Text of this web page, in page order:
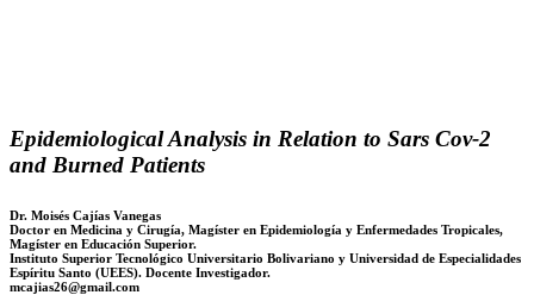
Epidemiological Analysis in Relation to Sars Cov-2
and Burned Patients
Dr. Moisés Cajías Vanegas
Doctor en Medicina y Cirugía, Magíster en Epidemiología y Enfermedades Tropicales,
Magíster en Educación Superior.
Instituto Superior Tecnológico Universitario Bolivariano y Universidad de Especialidades
Espíritu Santo (UEES). Docente Investigador.
mcajias26@gmail.com